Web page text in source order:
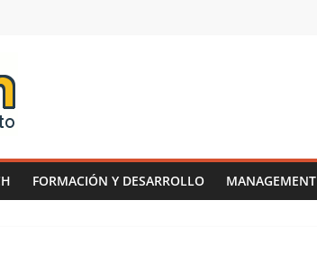
FORMACIÓN Y DESARROLLO MANAGEMENT